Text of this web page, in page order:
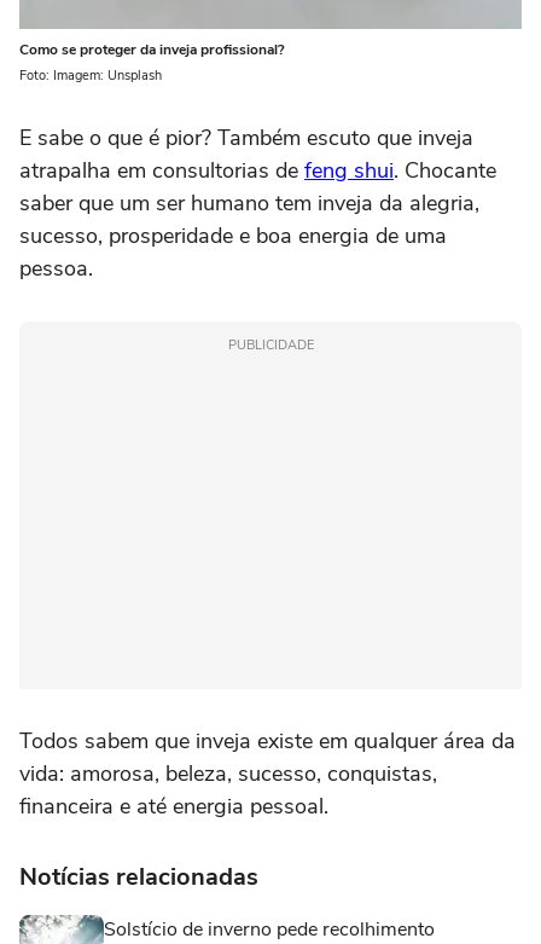
Como se proteger da inveja profissional?
Foto: Imagem: Unsplash
E sabe o que é pior? Também escuto que inveja
atrapalha em consultorias de feng shui. Chocante
saber que um ser humano tem inveja da alegria,
sucesso, prosperidade e boa energia de uma
pessoa.
PUBLICIDADE
Todos sabem que inveja existe em qualquer área da
vida: amorosa, beleza, sucesso, conquistas,
financeira e até energia pessoal.
Notícias relacionadas
Solstício de inverno pede recolhimento